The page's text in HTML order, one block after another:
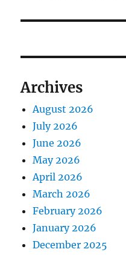
Archives
August 2026
July 2026
June 2026
May 2026
April 2026
March 2026
February 2026
January 2026
December 2025